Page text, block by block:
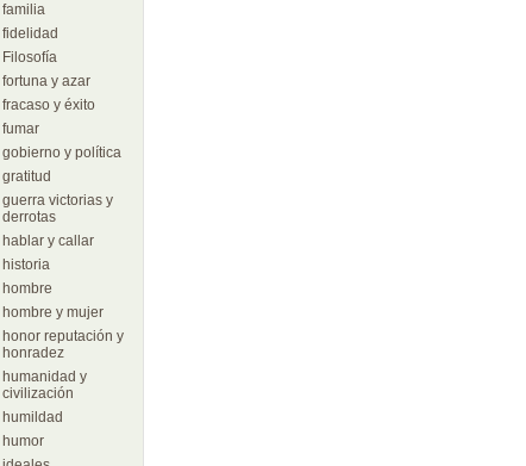
familia
fidelidad
Filosofía
fortuna y azar
fracaso y éxito
fumar
gobierno y política
gratitud
guerra victorias y
derrotas
hablar y callar
historia
hombre
hombre y mujer
honor reputación y
honradez
humanidad y
civilización
humildad
humor